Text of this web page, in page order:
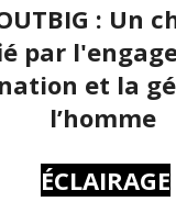
: Un
par
et la
l’homme
ÉCLAIRAGE